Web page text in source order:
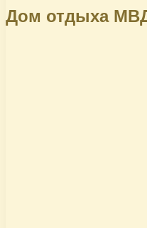
Дом отдыха